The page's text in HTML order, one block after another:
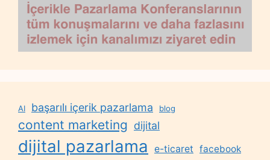
AI başarılı içerik pazarlama blog
content marketing dijital
dijital pazarlama e-ticaret facebook